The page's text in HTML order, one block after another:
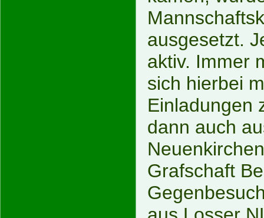
ausgesetzt.
aktiv. Immer
sich hierbei
Einladungen
dann auch
Grafschaft